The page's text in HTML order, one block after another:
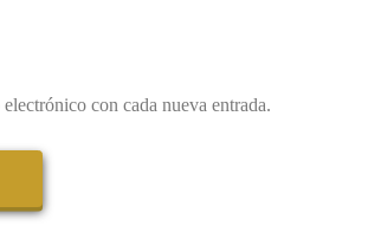
con cada nueva entrada.